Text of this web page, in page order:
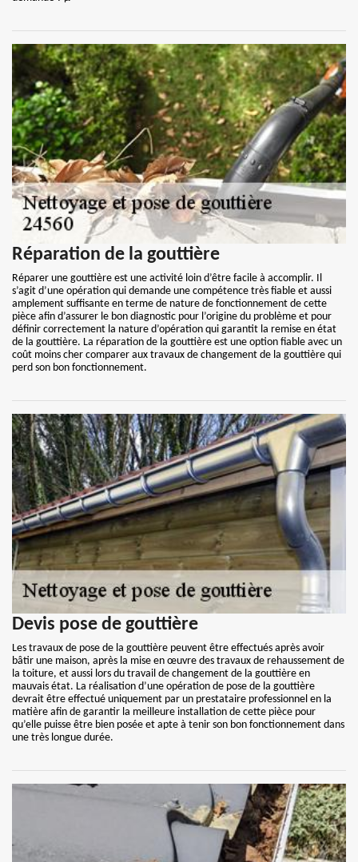
Réparation de la gouttière
Réparer une gouttière est une activité loin d’être facile à accomplir. Il
s’agit d’une opération qui demande une compétence très fiable et aussi
amplement suffisante en terme de nature de fonctionnement de cette
pièce afin d’assurer le bon diagnostic pour l’origine du problème et pour
définir correctement la nature d’opération qui garantit la remise en état
de la gouttière. La réparation de la gouttière est une option fiable avec un
coût moins cher comparer aux travaux de changement de la gouttière qui
perd son bon fonctionnement.
Devis pose de gouttière
Les travaux de pose de la gouttière peuvent être effectués après avoir
bâtir une maison, après la mise en œuvre des travaux de rehaussement de
la toiture, et aussi lors du travail de changement de la gouttière en
mauvais état. La réalisation d’une opération de pose de la gouttière
devrait être effectué uniquement par un prestataire professionnel en la
matière afin de garantir la meilleure installation de cette pièce pour
qu’elle puisse être bien posée et apte à tenir son bon fonctionnement dans
une très longue durée.